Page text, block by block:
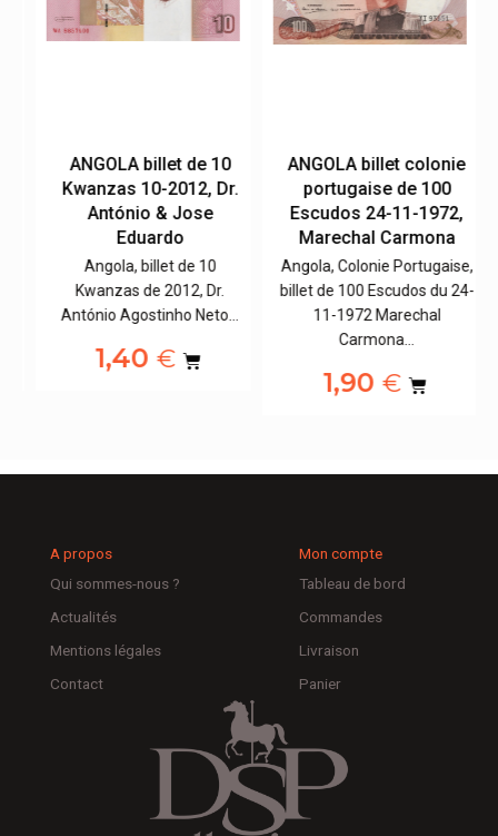
ANGOLA billet de 10
Kwanzas 10-2012, Dr.
António & Jose
Eduardo
Angola, billet de 10
Kwanzas de 2012, Dr.
António Agostinho Neto…
1,40 €
ANGOLA billet colonie
portugaise de 100
Escudos 24-11-1972,
Marechal Carmona
Angola, Colonie Portugaise,
billet de 100 Escudos du 24-
11-1972 Marechal
Carmona…
1,90 €
A propos
Qui sommes-nous ?
Actualités
Mentions légales
Contact
Mon compte
Tableau de bord
Commandes
Livraison
Panier